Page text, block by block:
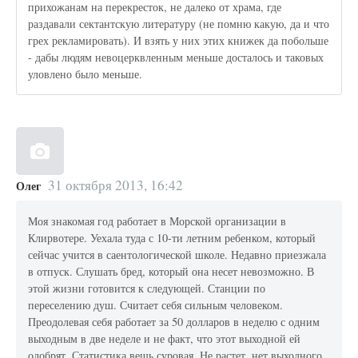
прихожанам на перекресток, не далеко от храма, где
раздавали сектантскую литературу (не помню какую, да и что
грех рекламировать). И взять у них этих книжек да побольше
- дабы людям невоцерквленным меньше досталось и таковых
уловлено было меньше.
Олег 31 октября 2013, 16:42
Моя знакомая год работает в Морской организации в
Клирвотере. Уехала туда с 10-ти летним ребенком, который
сейчас учится в саентологической школе. Недавно приезжала
в отпуск. Слушать бред, который она несет невозможно. В
этой жизни готовится к следующей. Станции по
переселению душ. Считает себя сильным человеком.
Преодолевая себя работает за 50 долларов в неделю с одним
выходным в две неделе и не факт, что этот выходной ей